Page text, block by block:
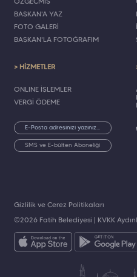
ÖZGEÇMİŞ
BAŞKAN'A YAZ
FOTO GALERİ
BAŞKAN'LA FOTOĞRAFIM
> HİZMETLER
ONLINE İŞLEMLER
VERGİ ÖDEME
SMS ve E-bülten Aboneliği
©2026 Fatih Belediyesi | KVKK
Gizlilik ve Çerez Politikaları